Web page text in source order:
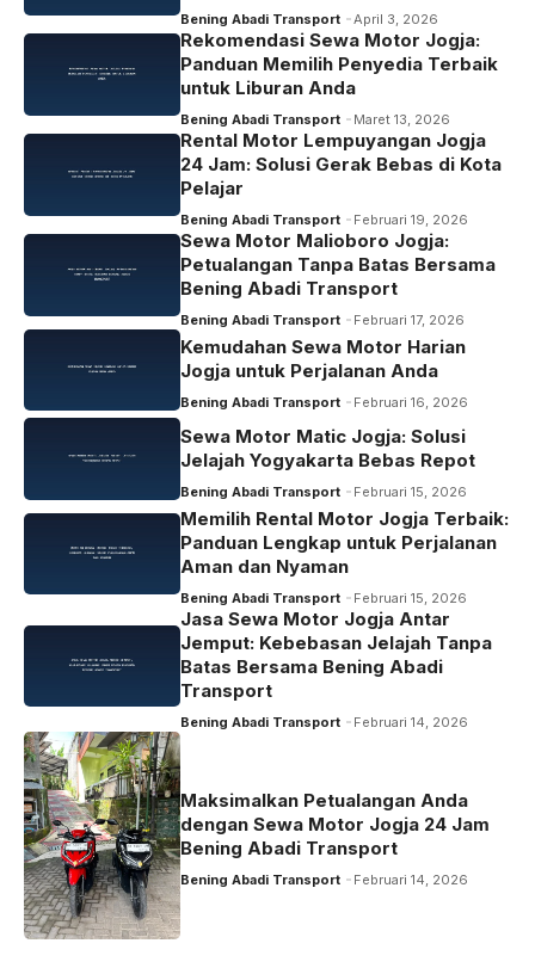
Bening Abadi Transport April 3, 2026
Rekomendasi Sewa Motor Jogja:
Panduan Memilih Penyedia Terbaik
untuk Liburan Anda
Bening Abadi Transport Maret 13, 2026
Rental Motor Lempuyangan Jogja
24 Jam: Solusi Gerak Bebas di Kota
Pelajar
Bening Abadi Transport Februari 19, 2026
Sewa Motor Malioboro Jogja:
Petualangan Tanpa Batas Bersama
Bening Abadi Transport
Bening Abadi Transport Februari 17, 2026
Kemudahan Sewa Motor Harian
Jogja untuk Perjalanan Anda
Bening Abadi Transport Februari 16, 2026
Sewa Motor Matic Jogja: Solusi
Jelajah Yogyakarta Bebas Repot
Bening Abadi Transport Februari 15, 2026
Memilih Rental Motor Jogja Terbaik:
Panduan Lengkap untuk Perjalanan
Aman dan Nyaman
Bening Abadi Transport Februari 15, 2026
Jasa Sewa Motor Jogja Antar
Jemput: Kebebasan Jelajah Tanpa
Batas Bersama Bening Abadi
Transport
Bening Abadi Transport Februari 14, 2026
Maksimalkan Petualangan Anda
dengan Sewa Motor Jogja 24 Jam
Bening Abadi Transport
Bening Abadi Transport Februari 14, 2026